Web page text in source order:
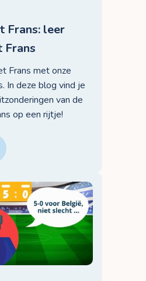
Frans: leer
Frans
Frans met onze
In deze blog vind je
van de
op een rijtje!